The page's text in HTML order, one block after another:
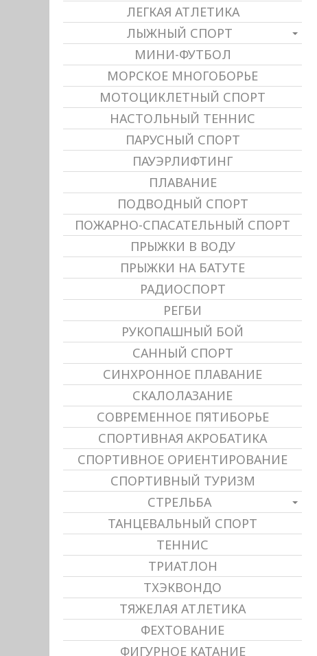
ЛЕГКАЯ АТЛЕТИКА
ЛЫЖНЫЙ СПОРТ
МИНИ-ФУТБОЛ
МОРСКОЕ МНОГОБОРЬЕ
МОТОЦИКЛЕТНЫЙ СПОРТ
НАСТОЛЬНЫЙ ТЕННИС
ПАРУСНЫЙ СПОРТ
ПАУЭРЛИФТИНГ
ПЛАВАНИЕ
ПОДВОДНЫЙ СПОРТ
ПОЖАРНО-СПАСАТЕЛЬНЫЙ СПОРТ
ПРЫЖКИ В ВОДУ
ПРЫЖКИ НА БАТУТЕ
РАДИОСПОРТ
РЕГБИ
РУКОПАШНЫЙ БОЙ
САННЫЙ СПОРТ
СИНХРОННОЕ ПЛАВАНИЕ
СКАЛОЛАЗАНИЕ
СОВРЕМЕННОЕ ПЯТИБОРЬЕ
СПОРТИВНАЯ АКРОБАТИКА
СПОРТИВНОЕ ОРИЕНТИРОВАНИЕ
СПОРТИВНЫЙ ТУРИЗМ
СТРЕЛЬБА
ТАНЦЕВАЛЬНЫЙ СПОРТ
ТЕННИС
ТРИАТЛОН
ТХЭКВОНДО
ТЯЖЕЛАЯ АТЛЕТИКА
ФЕХТОВАНИЕ
ФИГУРНОЕ КАТАНИЕ